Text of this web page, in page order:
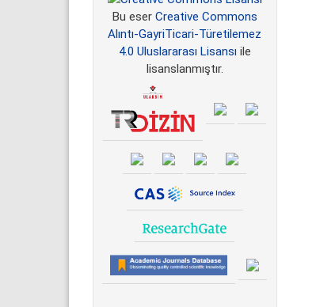
Bu eser Creative Commons
Alıntı-GayriTicari-Türetilemez
4.0 Uluslararası Lisansı ile
lisanslanmıştır.